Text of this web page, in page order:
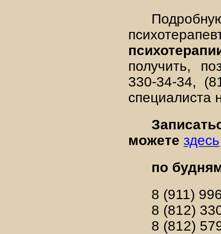
получить,
330-34-34,
специалиста
можете здесь
по
8 (911)
8 (812)
8 (812)